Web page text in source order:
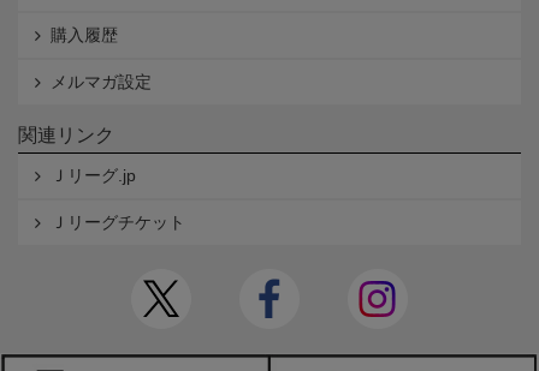
購入履歴
メルマガ設定
関連リンク
Ｊリーグ.jp
Ｊリーグチケット